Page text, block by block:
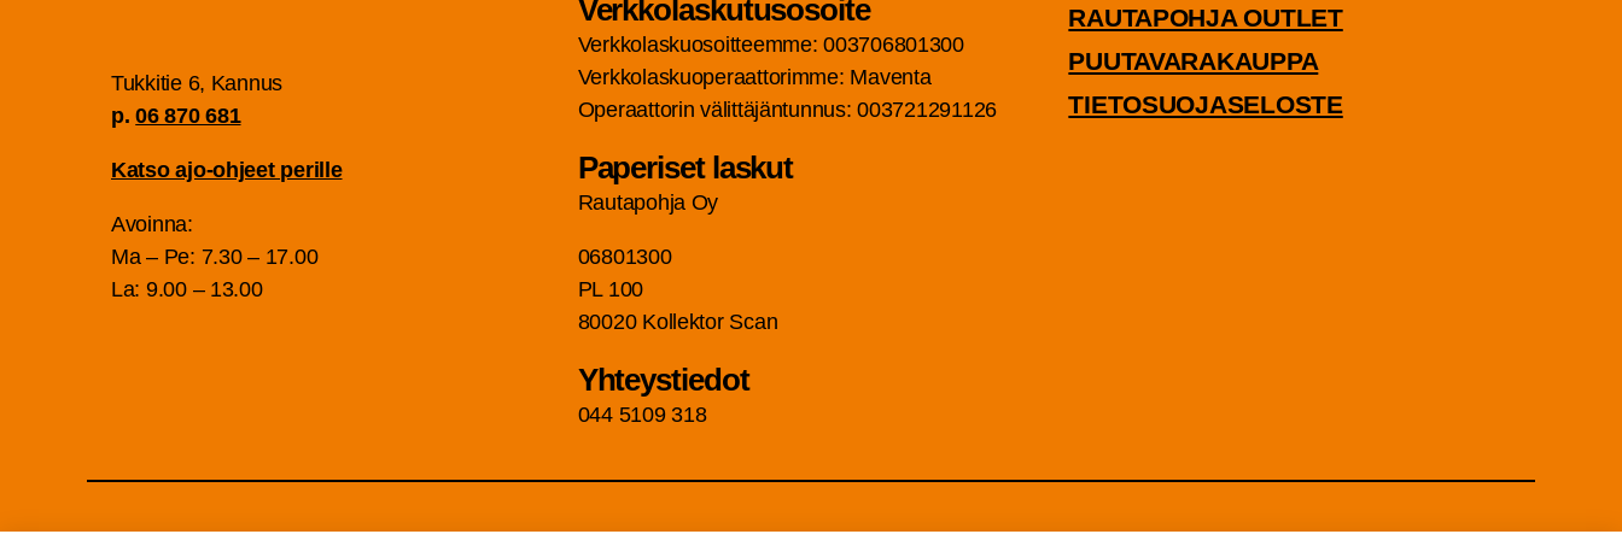
Tuk­ki­tie 6, Kan­nus
p.06 870 681
Kat­so ajo-ohjeet perille
Avoin­na:
Ma – Pe: 7.30 – 17.00
La: 9.00 – 13.00
Verk­ko­las­ku­tuso­soi­te
Verk­ko­las­kuo­soit­teem­me: 003706801300
Verk­ko­las­kuo­pe­raat­to­rim­me: Maven­ta
Ope­raat­to­rin välit­tä­jän­tun­nus: 003721291126
Pape­ri­set laskut
Rau­ta­poh­ja Oy
06801300
PL 100
80020 Kol­lek­tor Scan
Yhteys­tie­dot
044 5109 318
RAU­TA­POH­JA OUTLET
PUU­TA­VA­RA­KAUP­PA
TIE­TO­SUO­JA­SE­LOS­TE